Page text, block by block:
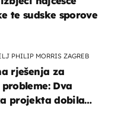
te sudske sporove
PHILIP MORRIS ZAGREB
rješenja za
Dva
projekta dobila